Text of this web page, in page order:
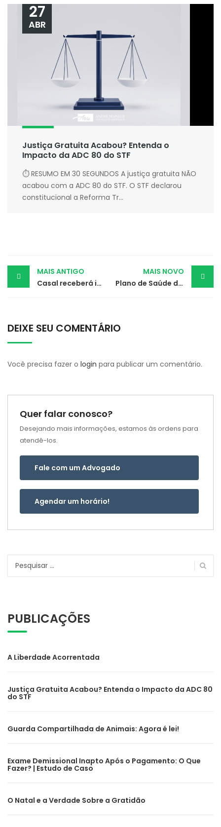
Justiça Gratuita Acabou? Entenda o
Impacto da ADC 80 do STF
27
ABR
⏱ RESUMO EM 30 SEGUNDOS A justiça gratuita NÃO
acabou com a ADC 80 do STF. O STF declarou
constitucional a Reforma Tr...
Post
navigation
MAIS ANTIGO
Casal receberá indenização por falha de hospital
MAIS NOVO
Plano de Saúde deve custear remédio para doença ultrarrara
DEIXE SEU COMENTÁRIO
Você precisa fazer o login para publicar um comentário.
Quer falar conosco?
Desejando mais informações, estamos às ordens para
atendê-los.
Fale com um Advogado
Agendar um horário!
Pesquisar
PUBLICAÇÕES
A Liberdade Acorrentada
Justiça Gratuita Acabou? Entenda o Impacto da ADC 80
do STF
Guarda Compartilhada de Animais: Agora é lei!
Exame Demissional Inapto Após o Pagamento: O Que
Fazer? | Estudo de Caso
O Natal e a Verdade Sobre a Gratidão